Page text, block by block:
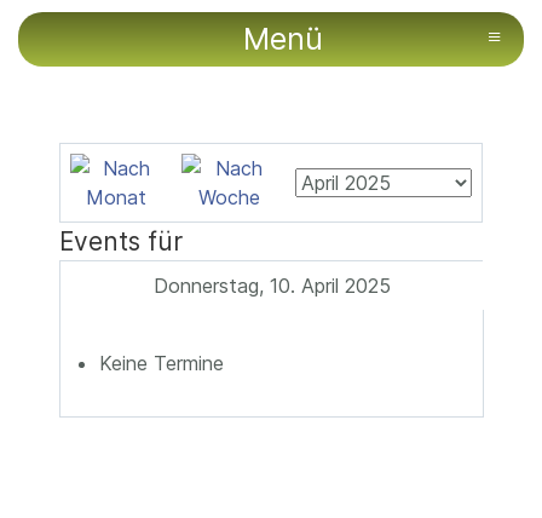
Menü ≡
Events für
Donnerstag, 10. April 2025
Keine Termine